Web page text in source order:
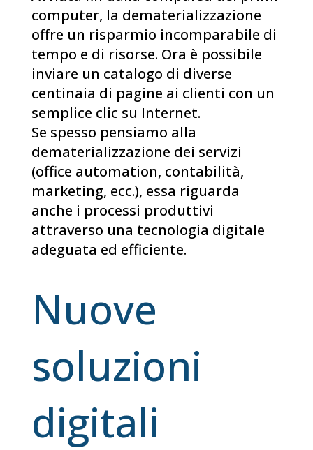
computer, la dematerializzazione
offre un risparmio incomparabile di
tempo e di risorse. Ora è possibile
inviare un catalogo di diverse
centinaia di pagine ai clienti con un
semplice clic su Internet.
Se spesso pensiamo alla
dematerializzazione dei servizi
(office automation, contabilità,
marketing, ecc.), essa riguarda
anche i processi produttivi
attraverso una tecnologia digitale
adeguata ed efficiente.
Nuove
soluzioni
digitali